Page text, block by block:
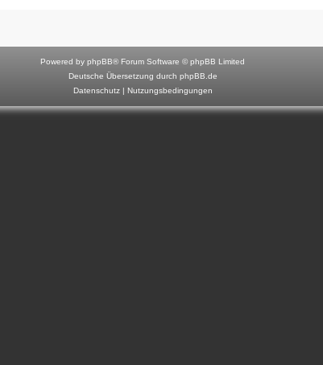
r
u
m
Powered by phpBB® Forum Software © phpBB Limited
Deutsche Übersetzung durch phpBB.de
Datenschutz| Nutzungsbedingungen